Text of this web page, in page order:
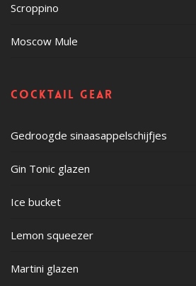
Scroppino
Moscow Mule
Cocktail gear
Gedroogde sinaasappelschijfjes
Gin Tonic glazen
Ice bucket
Lemon squeezer
Martini glazen